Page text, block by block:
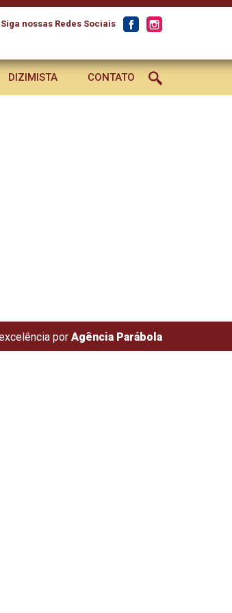
Siga nossas Redes Sociais
DIZIMISTA CONTATO
por Agência Parábola